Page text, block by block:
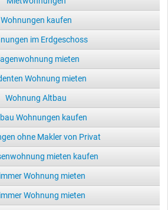
Wohnungen kaufen
im Erdgeschoss
mieten
Wohnung mieten
Wohnung Altbau
Wohnungen kaufen
ohne Makler von Privat
mieten kaufen
Wohnung mieten
Wohnung mieten